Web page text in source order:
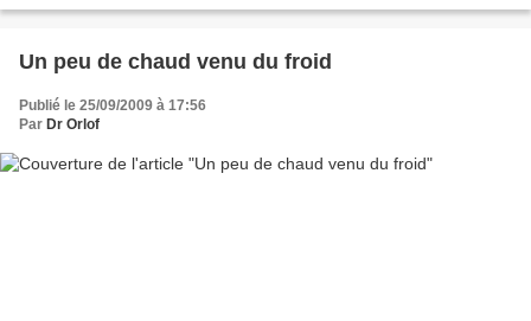
Un peu de chaud venu du froid
Publié le 25/09/2009 à 17:56
Par Dr Orlof